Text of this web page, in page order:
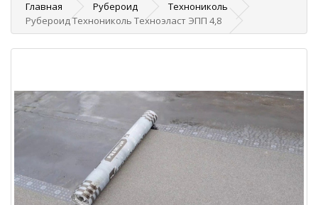
Главная Рубероид
Технониколь
Рубероид Технониколь Техноэласт ЭПП 4,8